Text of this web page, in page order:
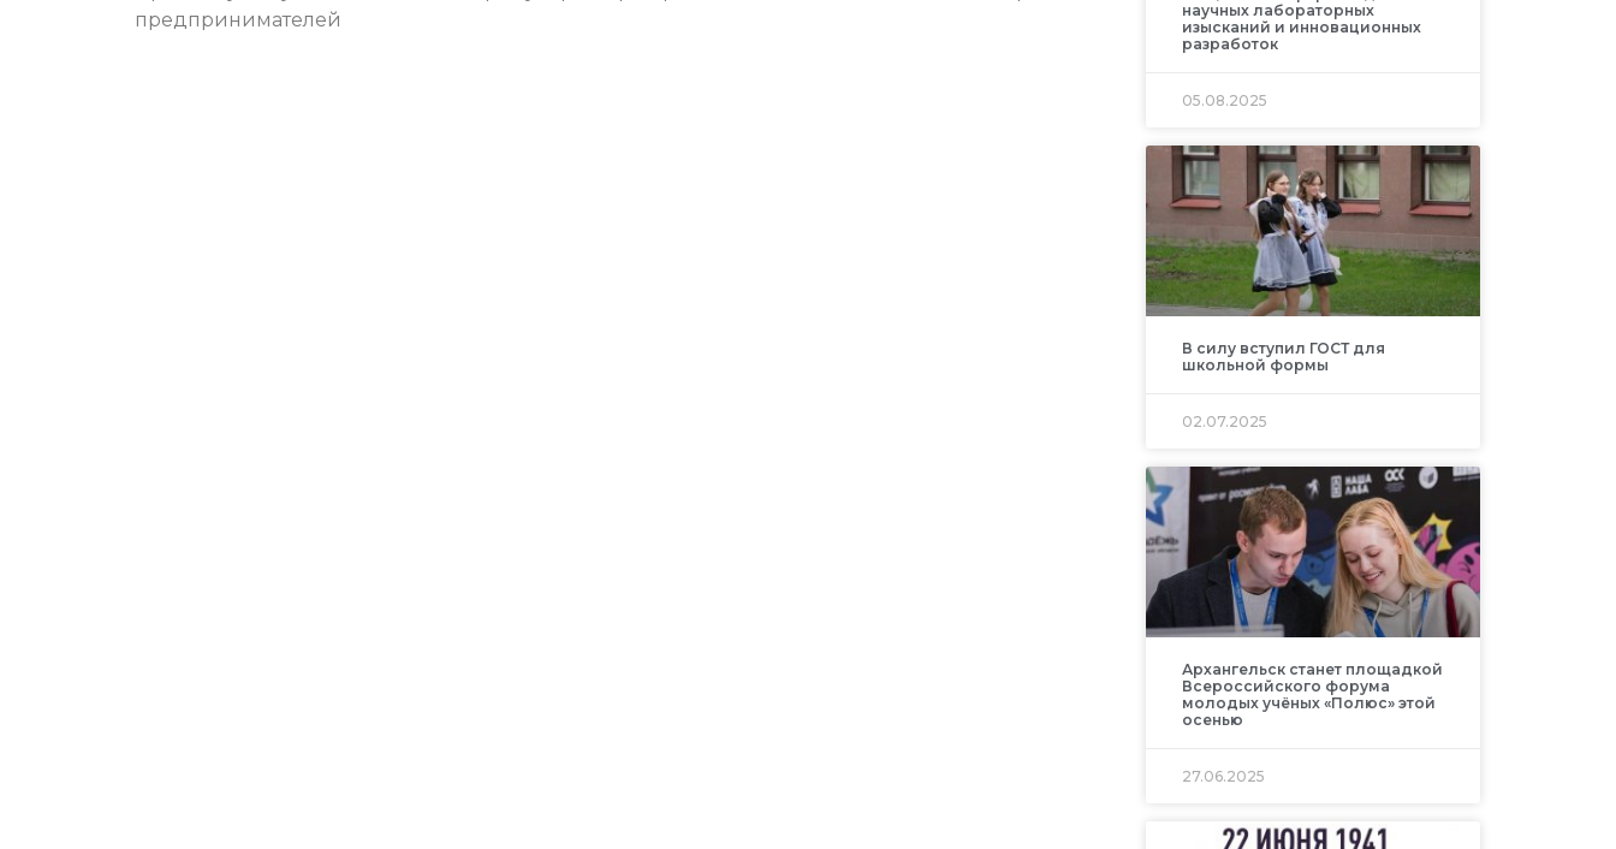
предпринимателей
научных лабораторных
изысканий и инновационных
разработок
05.08.2025
В силу вступил ГОСТ для
школьной формы
02.07.2025
Архангельск станет площадкой
Всероссийского форума
молодых учёных «Полюс» этой
осенью
27.06.2025